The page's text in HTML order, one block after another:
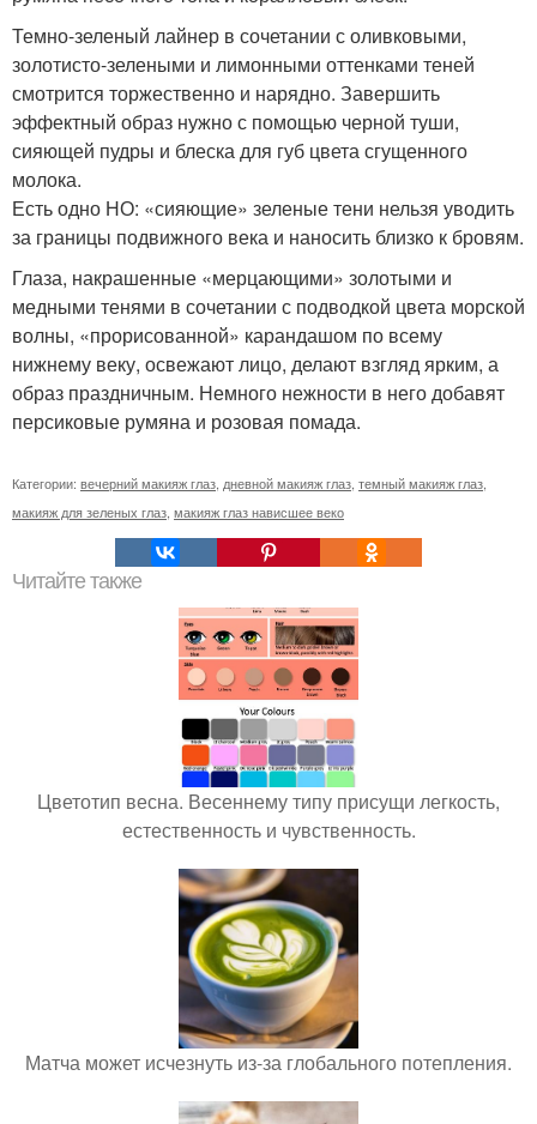
Темно-зеленый лайнер в сочетании с оливковыми,
золотисто-зелеными и лимонными оттенками теней
смотрится торжественно и нарядно. Завершить
эффектный образ нужно с помощью черной туши,
сияющей пудры и блеска для губ цвета сгущенного
молока.
Есть одно НО: «сияющие» зеленые тени нельзя уводить
за границы подвижного века и наносить близко к бровям.
Глаза, накрашенные «мерцающими» золотыми и
медными тенями в сочетании с подводкой цвета морской
волны, «прорисованной» карандашом по всему
нижнему веку, освежают лицо, делают взгляд ярким, а
образ праздничным. Немного нежности в него добавят
персиковые румяна и розовая помада.
Категории: вечерний макияж глаз, дневной макияж глаз, темный макияж глаз,
макияж для зеленых глаз, макияж глаз нависшее веко
Читайте также
Цветотип весна. Весеннему типу присущи легкость,
естественность и чувственность.
Матча может исчезнуть из-за глобального потепления.